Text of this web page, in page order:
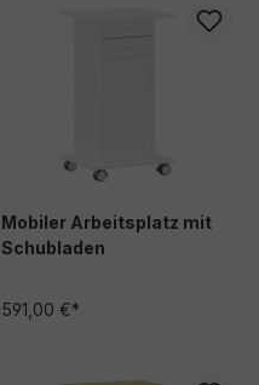
Mobiler Arbeitsplatz mit
Schubladen
591,00 €*